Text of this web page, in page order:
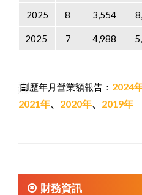
2025 8 3,554
2025 7 4,988
歷年月營業額報告： 2024
2021年、 2020年、 2019年
財務資訊